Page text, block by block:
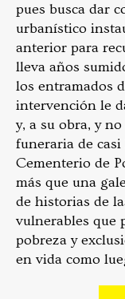
pues busca dar
urbanístico
anterior para
lleva años
los entramados
intervención le
y, a su obra, y
funeraria de
Cementerio de
más que una
de historias de
vulnerables que
pobreza y
en vida como